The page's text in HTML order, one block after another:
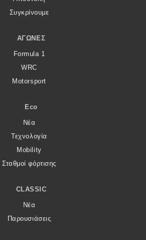
Συγκρίνουμε
ΑΓΏΝΕΣ
Formula 1
WRC
Motorsport
Eco
Νέα
Τεχνολογία
Mobility
Σταθμοί φόρτισης
CLASSIC
Νέα
Παρουσιάσεις